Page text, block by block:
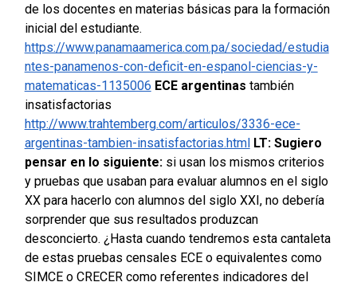
de los docentes en materias básicas para la formación
inicial del estudiante.
https://www.panamaamerica.com.pa/sociedad/estudia
ntes-panamenos-con-deficit-en-espanol-ciencias-y-
matematicas-1135006 ECE argentinas también
insatisfactorias
http://www.trahtemberg.com/articulos/3336-ece-
argentinas-tambien-insatisfactorias.html LT: Sugiero
pensar en lo siguiente:si usan los mismos criterios
y pruebas que usaban para evaluar alumnos en el siglo
XX para hacerlo con alumnos del siglo XXI, no debería
sorprender que sus resultados produzcan
desconcierto. ¿Hasta cuando tendremos esta cantaleta
de estas pruebas censales ECE o equivalentes como
SIMCE o CRECER como referentes indicadores del